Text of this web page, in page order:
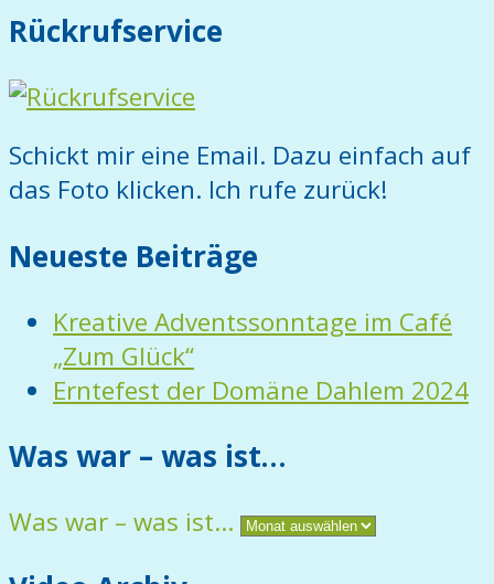
Rückrufservice
Schickt mir eine Email. Dazu einfach auf
das Foto klicken. Ich rufe zurück!
Neueste Beiträge
Kreative Adventssonntage im Café
„Zum Glück“
Erntefest der Domäne Dahlem 2024
Was war – was ist…
Was war – was ist…